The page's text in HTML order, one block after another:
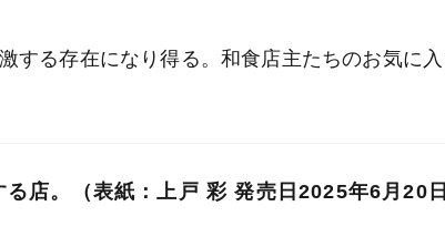
する存在になり得る。和食店主たちのお気に
店。（表紙：上戸 彩 発売日2025年6月20